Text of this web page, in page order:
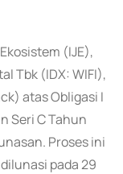
(IJE),
Tbk (IDX: WIFI),
atas Obligasi I
Seri C Tahun
Proses ini
pada 29